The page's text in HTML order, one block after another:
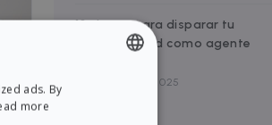
10 claves para disparar tu
productividad como agente
7 de mayo de 2025
ads. By
more